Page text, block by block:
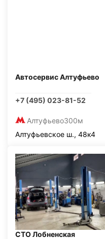
Автосервис Алтуфьево
+7 (495) 023-81-52
Алтуфьево300м
Алтуфьевское ш., 48к4
СТО Лобненская